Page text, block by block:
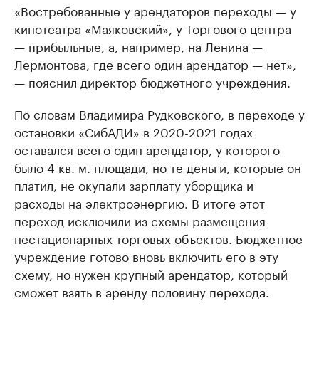
«Востребованные у арендаторов переходы — у
кинотеатра «Маяковский», у Торгового центра
— прибыльные, а, например, на Ленина —
Лермонтова, где всего один арендатор — нет»,
— пояснил директор бюджетного учреждения.
По словам Владимира Рудковского, в переходе у
остановки «СибАДИ» в 2020-2021 годах
оставался всего один арендатор, у которого
было 4 кв. м. площади, но те деньги, которые он
платил, не окупали зарплату уборщика и
расходы на электроэнергию. В итоге этот
переход исключили из схемы размещения
нестационарных торговых объектов. Бюджетное
учреждение готово вновь включить его в эту
схему, но нужен крупный арендатор, который
сможет взять в аренду половину перехода.